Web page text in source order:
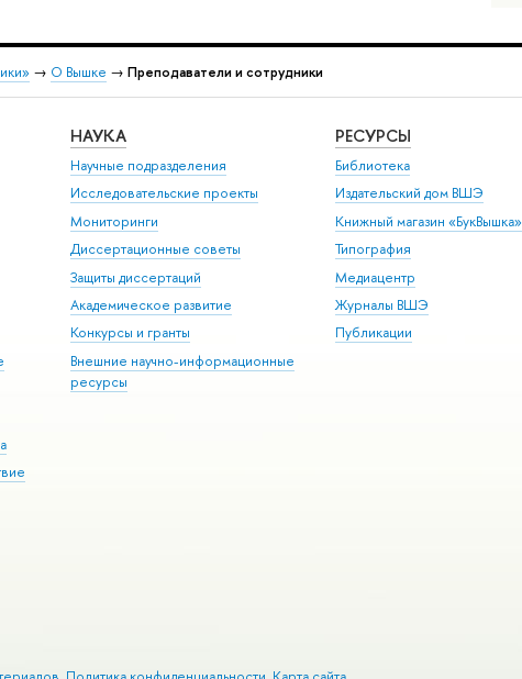
→ О Вышке → Преподаватели и сотрудники
НАУКА
Научные подразделения
Исследовательские проекты
Мониторинги
Диссертационные советы
Защиты диссертаций
Академическое развитие
Конкурсы и гранты
Внешние научно-информационные
ресурсы
РЕСУРСЫ
Библиотека
Издательский дом ВШЭ
Книжный магазин «БукВышка»
Типография
Медиацентр
Журналы ВШЭ
Публикации